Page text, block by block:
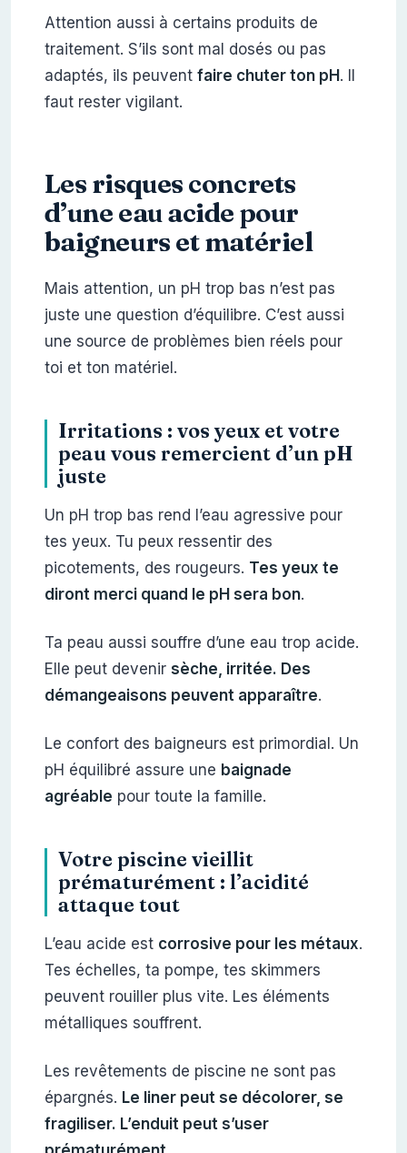
Attention aussi à certains produits de
traitement. S’ils sont mal dosés ou pas
adaptés, ils peuvent faire chuter ton pH. Il
faut rester vigilant.
Les risques concrets
d’une eau acide pour
baigneurs et matériel
Mais attention, un pH trop bas n’est pas
juste une question d’équilibre. C’est aussi
une source de problèmes bien réels pour
toi et ton matériel.
Irritations : vos yeux et votre
peau vous remercient d’un pH
juste
Un pH trop bas rend l’eau agressive pour
tes yeux. Tu peux ressentir des
picotements, des rougeurs. Tes yeux te
diront merci quand le pH sera bon.
Ta peau aussi souffre d’une eau trop acide.
Elle peut devenir sèche, irritée. Des
démangeaisons peuvent apparaître.
Le confort des baigneurs est primordial. Un
pH équilibré assure une baignade
agréable pour toute la famille.
Votre piscine vieillit
prématurément : l’acidité
attaque tout
L’eau acide est corrosive pour les métaux.
Tes échelles, ta pompe, tes skimmers
peuvent rouiller plus vite. Les éléments
métalliques souffrent.
Les revêtements de piscine ne sont pas
épargnés. Le liner peut se décolorer, se
fragiliser. L’enduit peut s’user